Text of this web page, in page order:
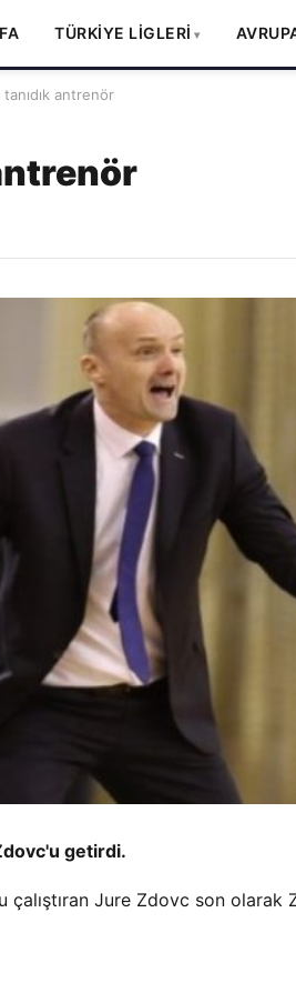
TÜRKİYE LİGLERİ
antrenör
getirdi.
Jure Zdovc son olarak